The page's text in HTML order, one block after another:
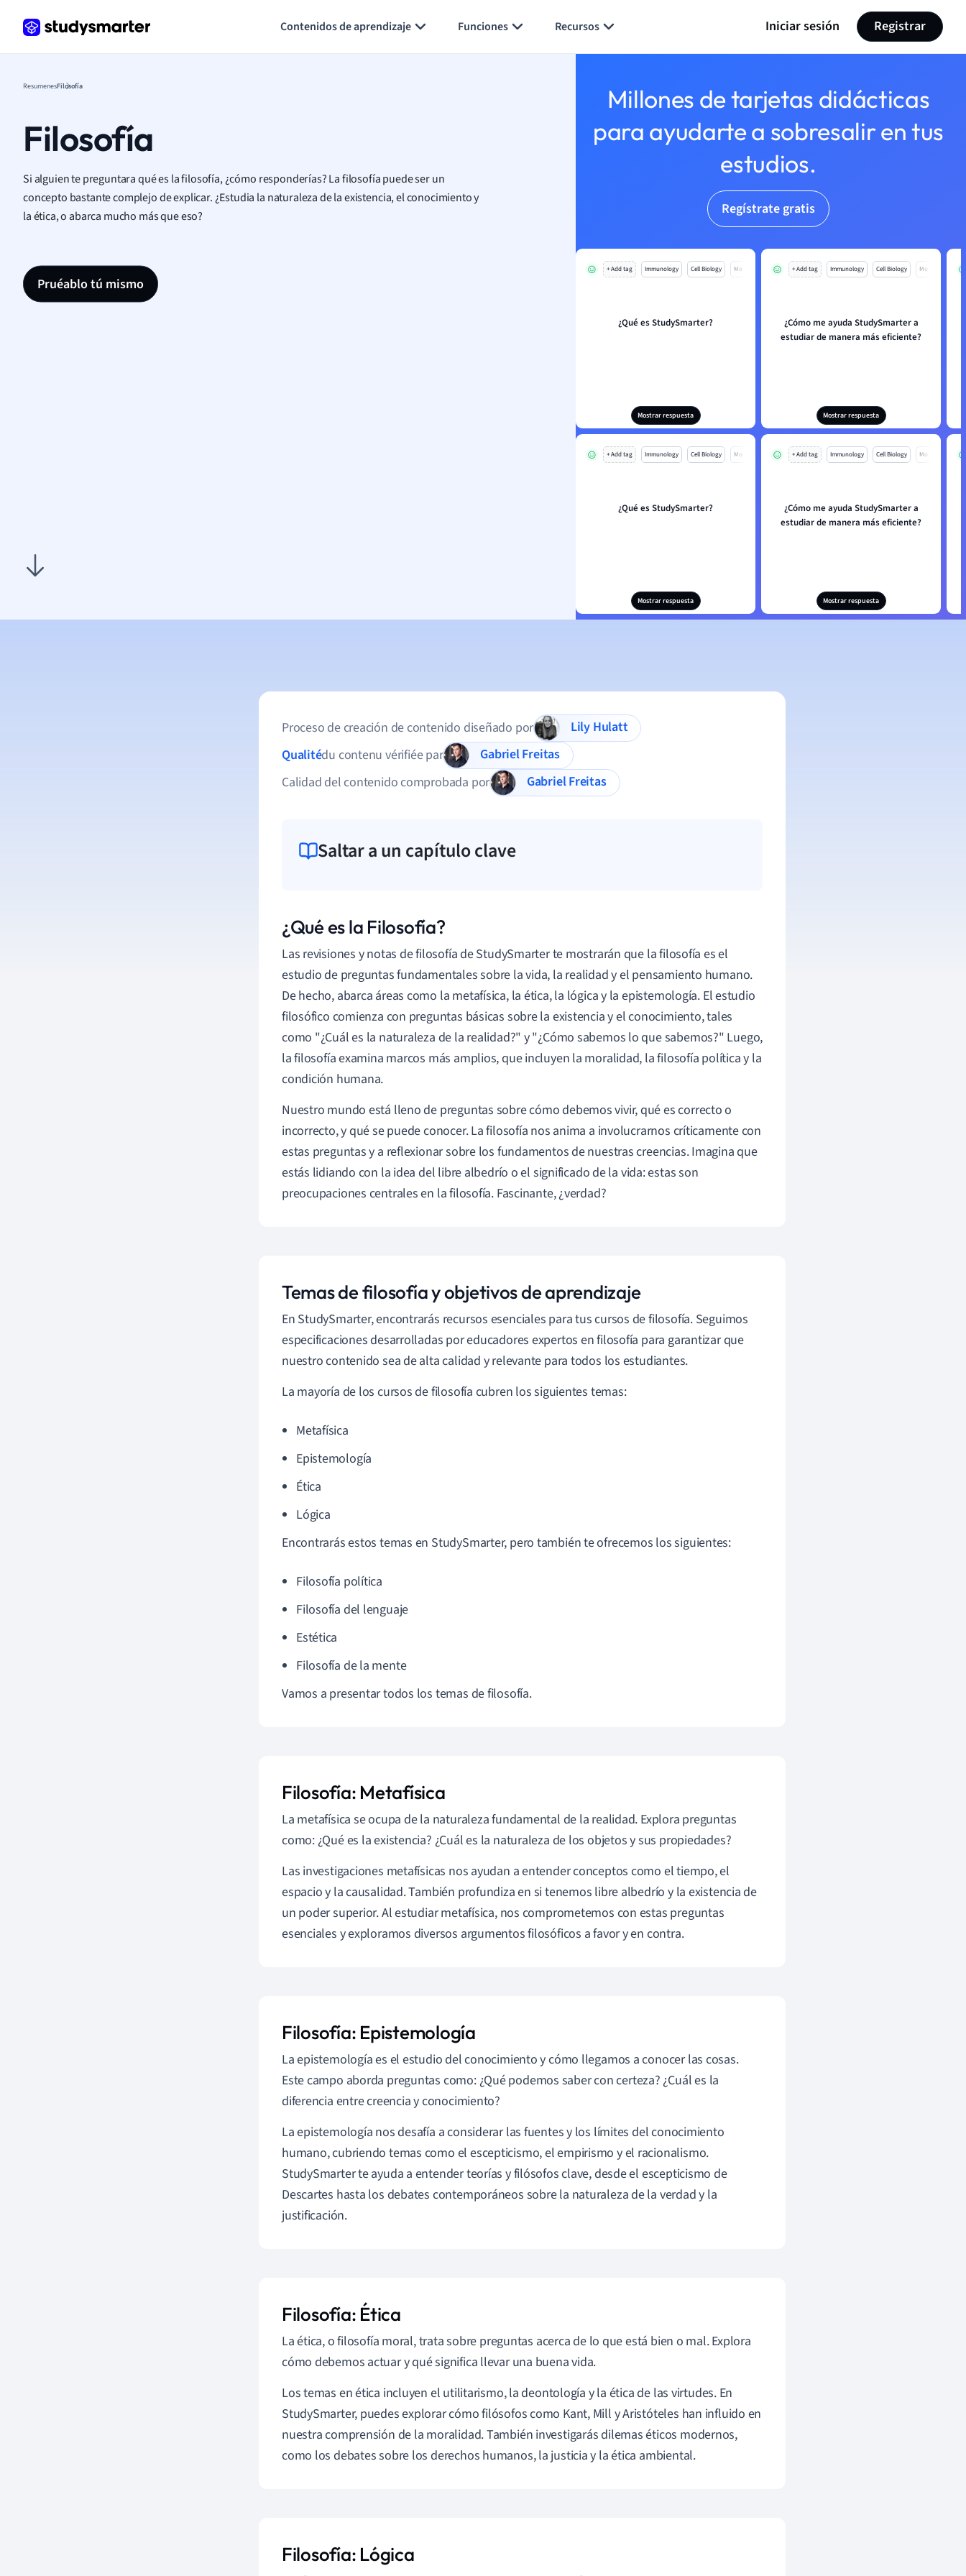
Contenidos de aprendizaje Funciones Recursos Iniciar sesión Registrar
ResumenesFilosofía
Filosofía
Si alguien te preguntara qué es la filosofía, ¿cómo responderías? La filosofía puede ser un
concepto bastante complejo de explicar. ¿Estudia la naturaleza de la existencia, el conocimiento y
la ética, o abarca mucho más que eso?
Pruéablo tú mismo
Millones de tarjetas didácticas
para ayudarte a sobresalir en tus
estudios.
Regístrate gratis
+ Add tag Immunology Cell Biology Mo
¿Qué es StudySmarter?
Mostrar respuesta
+ Add tag Immunology Cell Biology Mo
¿Cómo me ayuda StudySmarter a
estudiar de manera más eficiente?
Mostrar respuesta
+ Add tag Immunology Cell Biology Mo
¿Qué es StudySmarter?
Mostrar respuesta
+ Add tag Immunology Cell Biology Mo
¿Cómo me ayuda StudySmarter a
estudiar de manera más eficiente?
Mostrar respuesta
Proceso de creación de contenido diseñado por
Lily Hulatt
Qualitédu contenu vérifiée par
Gabriel Freitas
Calidad del contenido comprobada por
Gabriel Freitas
Saltar a un capítulo clave
¿Qué es la Filosofía?
Las revisiones y notas de filosofía de StudySmarter te mostrarán que la filosofía es el
estudio de preguntas fundamentales sobre la vida, la realidad y el pensamiento humano.
De hecho, abarca áreas como la metafísica, la ética, la lógica y la epistemología. El estudio
filosófico comienza con preguntas básicas sobre la existencia y el conocimiento, tales
como "¿Cuál es la naturaleza de la realidad?" y "¿Cómo sabemos lo que sabemos?" Luego,
la filosofía examina marcos más amplios, que incluyen la moralidad, la filosofía política y la
condición humana.
Nuestro mundo está lleno de preguntas sobre cómo debemos vivir, qué es correcto o
incorrecto, y qué se puede conocer. La filosofía nos anima a involucrarnos críticamente con
estas preguntas y a reflexionar sobre los fundamentos de nuestras creencias. Imagina que
estás lidiando con la idea del libre albedrío o el significado de la vida: estas son
preocupaciones centrales en la filosofía. Fascinante, ¿verdad?
Temas de filosofía y objetivos de aprendizaje
En StudySmarter, encontrarás recursos esenciales para tus cursos de filosofía. Seguimos
especificaciones desarrolladas por educadores expertos en filosofía para garantizar que
nuestro contenido sea de alta calidad y relevante para todos los estudiantes.
La mayoría de los cursos de filosofía cubren los siguientes temas:
Metafísica
Epistemología
Ética
Lógica
Encontrarás estos temas en StudySmarter, pero también te ofrecemos los siguientes:
Filosofía política
Filosofía del lenguaje
Estética
Filosofía de la mente
Vamos a presentar todos los temas de filosofía.
Filosofía: Metafísica
La metafísica se ocupa de la naturaleza fundamental de la realidad. Explora preguntas
como: ¿Qué es la existencia? ¿Cuál es la naturaleza de los objetos y sus propiedades?
Las investigaciones metafísicas nos ayudan a entender conceptos como el tiempo, el
espacio y la causalidad. También profundiza en si tenemos libre albedrío y la existencia de
un poder superior. Al estudiar metafísica, nos comprometemos con estas preguntas
esenciales y exploramos diversos argumentos filosóficos a favor y en contra.
Filosofía: Epistemología
La epistemología es el estudio del conocimiento y cómo llegamos a conocer las cosas.
Este campo aborda preguntas como: ¿Qué podemos saber con certeza? ¿Cuál es la
diferencia entre creencia y conocimiento?
La epistemología nos desafía a considerar las fuentes y los límites del conocimiento
humano, cubriendo temas como el escepticismo, el empirismo y el racionalismo.
StudySmarter te ayuda a entender teorías y filósofos clave, desde el escepticismo de
Descartes hasta los debates contemporáneos sobre la naturaleza de la verdad y la
justificación.
Filosofía: Ética
La ética, o filosofía moral, trata sobre preguntas acerca de lo que está bien o mal. Explora
cómo debemos actuar y qué significa llevar una buena vida.
Los temas en ética incluyen el utilitarismo, la deontología y la ética de las virtudes. En
StudySmarter, puedes explorar cómo filósofos como Kant, Mill y Aristóteles han influido en
nuestra comprensión de la moralidad. También investigarás dilemas éticos modernos,
como los debates sobre los derechos humanos, la justicia y la ética ambiental.
Filosofía: Lógica